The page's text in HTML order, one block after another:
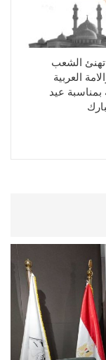
تهنئ الشعب
العربية
بمناسبة عيد